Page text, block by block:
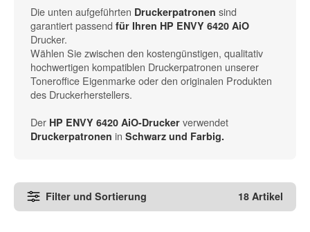
Die unten aufgeführten Druckerpatronen sind
garantiert passend für Ihren HP ENVY 6420 AiO
Drucker.
Wählen Sie zwischen den kostengünstigen, qualitativ
hochwertigen kompatiblen Druckerpatronen unserer
Toneroffice Eigenmarke oder den originalen Produkten
des Druckerherstellers.
Der HP ENVY 6420 AiO-Drucker verwendet
Druckerpatronen in Schwarz und Farbig.
Filter und Sortierung 18 Artikel